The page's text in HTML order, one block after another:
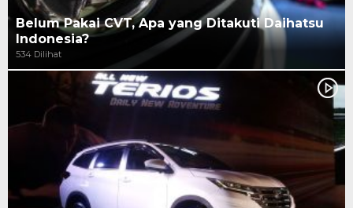
Belum Pakai CVT, Apa yang Ditakuti Daihatsu
Indonesia?
534 Dilihat